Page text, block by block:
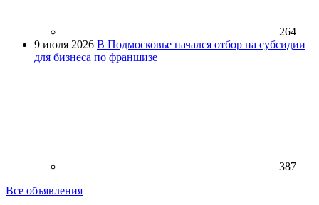
264
9 июля 2026 В Подмосковье начался отбор на субсидии
для бизнеса по франшизе
387
Все объявления